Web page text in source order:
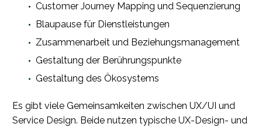
Customer Journey Mapping und Sequenzierung
Blaupause für Dienstleistungen
Zusammenarbeit und Beziehungsmanagement
Gestaltung der Berührungspunkte
Gestaltung des Ökosystems
Es gibt viele Gemeinsamkeiten zwischen UX/UI und
Service Design. Beide nutzen typische UX-Design- und